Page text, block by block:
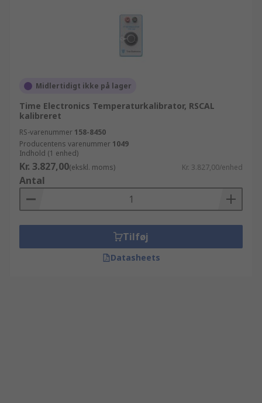
Midlertidigt ikke på lager
Time Electronics Temperaturkalibrator, RSCAL
kalibreret
RS-varenummer 158-8450
Producentens varenummer 1049
Indhold (1 enhed)
Kr. 3.827,00(ekskl. moms) Kr. 3.827,00/enhed
Antal
Tilføj
Datasheets